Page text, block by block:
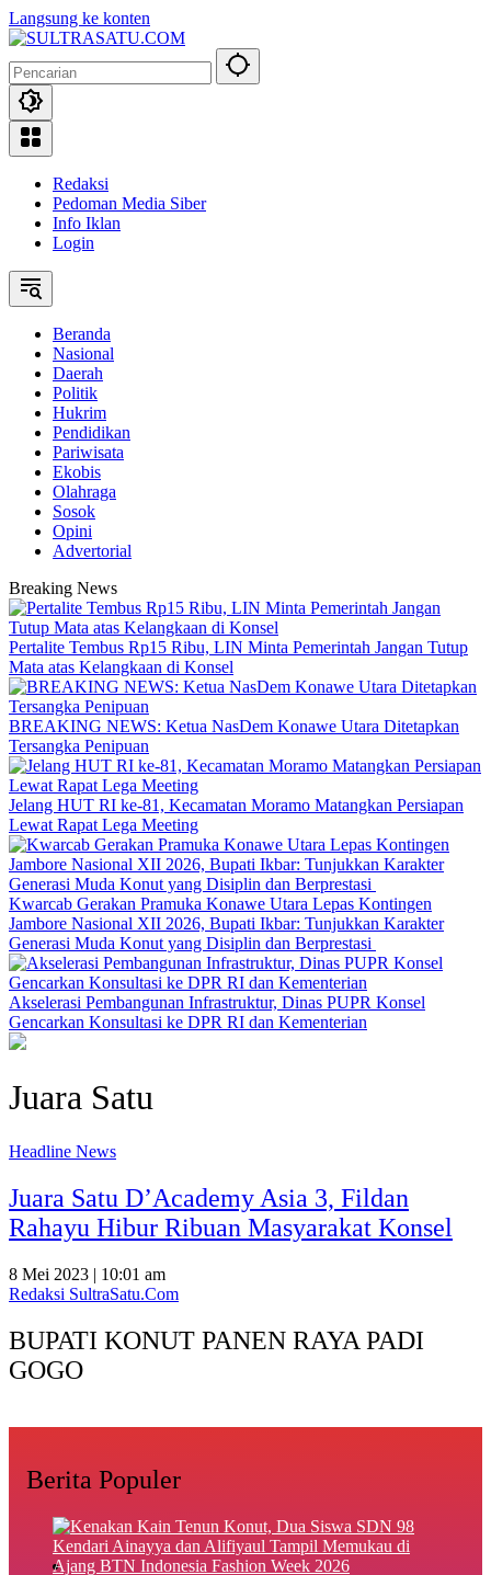
Langsung ke konten
Redaksi
Pedoman Media Siber
Info Iklan
Login
Beranda
Nasional
Daerah
Politik
Hukrim
Pendidikan
Pariwisata
Ekobis
Olahraga
Sosok
Opini
Advertorial
Breaking News
‎Pertalite Tembus Rp15 Ribu, LIN Minta Pemerintah Jangan Tutup
Mata atas Kelangkaan di Konsel
BREAKING NEWS: Ketua NasDem Konawe Utara Ditetapkan
Tersangka Penipuan
‎Jelang HUT RI ke-81, Kecamatan Moramo Matangkan Persiapan
Lewat Rapat Lega Meeting
‎Kwarcab Gerakan Pramuka Konawe Utara Lepas Kontingen
Jambore Nasional XII 2026, Bupati Ikbar: Tunjukkan Karakter
Generasi Muda Konut yang Disiplin dan Berprestasi ‎
Akselerasi Pembangunan Infrastruktur, Dinas PUPR Konsel
Gencarkan Konsultasi ke DPR RI dan Kementerian
Juara Satu
Headline News
Juara Satu D’Academy Asia 3, Fildan
Rahayu Hibur Ribuan Masyarakat Konsel
8 Mei 2023 | 10:01 am
Redaksi SultraSatu.Com
BUPATI KONUT PANEN RAYA PADI
GOGO
Berita Populer